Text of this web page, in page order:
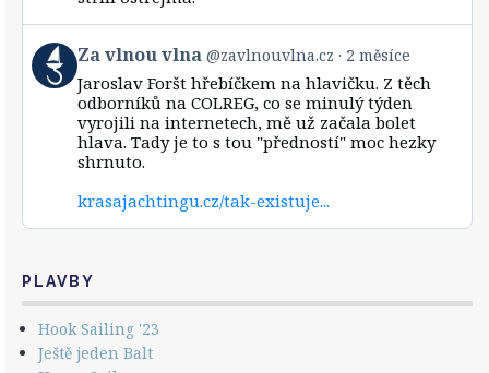
vlnou
vlna
on
Bluesky
View
post
by
Za vlnou vlna @zavlnouvlna.cz 2 měsíce
Jaroslav Foršt hřebíčkem na hlavičku. Z těch
odborníků na COLREG, co se minulý týden
vyrojili na internetech, mě už začala bolet
hlava. Tady je to s tou "předností" moc hezky
shrnuto.
krasajachtingu.cz/tak-existuje...
PLAVBY
Hook Sailing '23
Ještě jeden Balt